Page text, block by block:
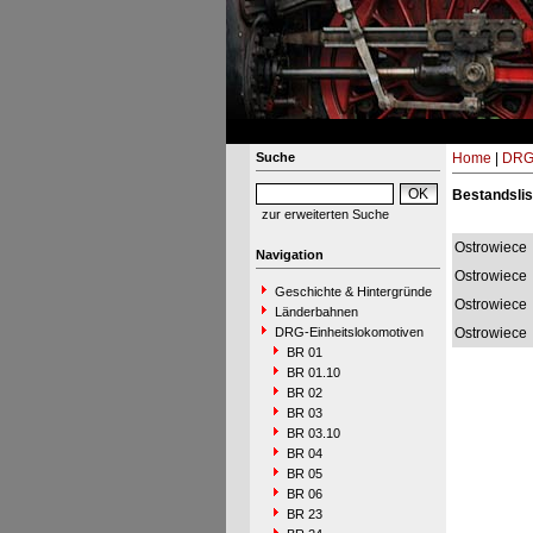
Suche
zur erweiterten Suche
Navigation
Geschichte & Hintergründe
Länderbahnen
DRG-Einheitslokomotiven
BR 01
BR 01.10
BR 02
BR 03
BR 03.10
BR 04
BR 05
BR 06
BR 23
Home
Ostrowiece
Ostrowiece
Ostrowiece
Ostrowiece